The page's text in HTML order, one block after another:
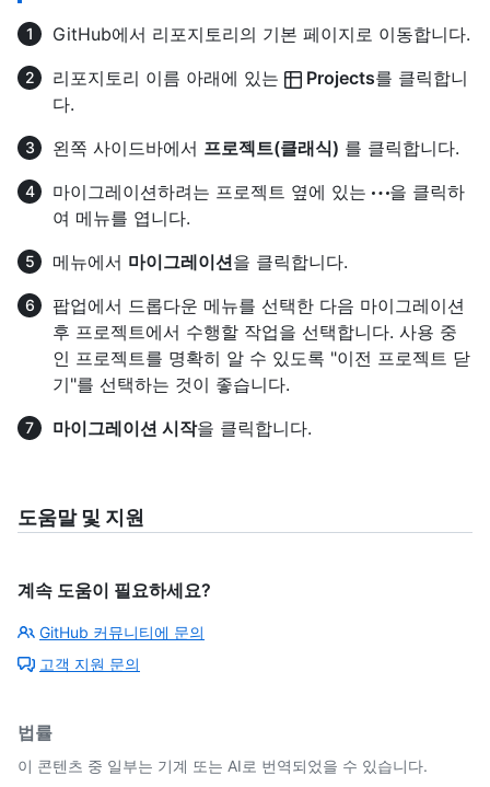
GitHub에서 리포지토리의 기본 페이지로 이동합니다.
리포지토리 이름 아래에 있는
Projects를 클릭합니
다.
왼쪽 사이드바에서 프로젝트(클래식) 를 클릭합니다.
마이그레이션하려는 프로젝트 옆에 있는
을 클릭하
여 메뉴를 엽니다.
메뉴에서 마이그레이션을 클릭합니다.
팝업에서 드롭다운 메뉴를 선택한 다음 마이그레이션
후 프로젝트에서 수행할 작업을 선택합니다. 사용 중
인 프로젝트를 명확히 알 수 있도록 "이전 프로젝트 닫
기"를 선택하는 것이 좋습니다.
마이그레이션 시작을 클릭합니다.
도움말 및 지원
계속 도움이 필요하세요?
GitHub 커뮤니티에 문의
고객 지원 문의
법률
이 콘텐츠 중 일부는 기계 또는 AI로 번역되었을 수 있습니다.